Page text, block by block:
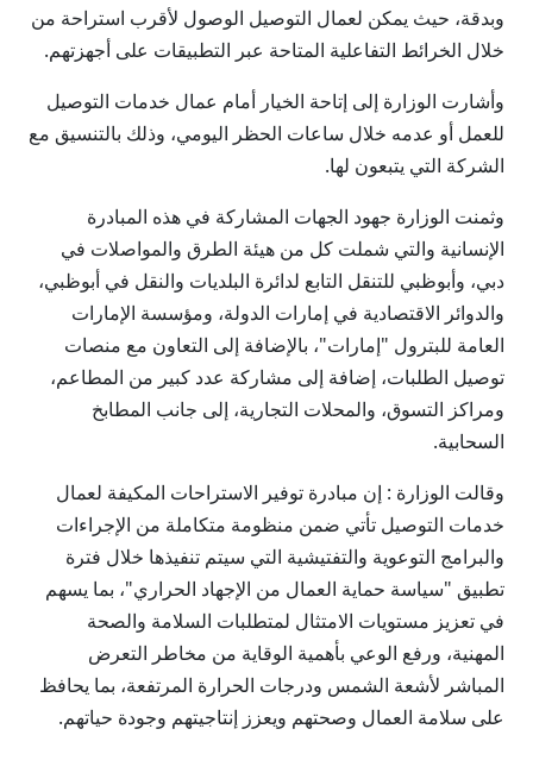
وبدقة، حيث يمكن لعمال التوصيل الوصول لأقرب استراحة من
خلال الخرائط التفاعلية المتاحة عبر التطبيقات على أجهزتهم.
وأشارت الوزارة إلى إتاحة الخيار أمام عمال خدمات التوصيل
للعمل أو عدمه خلال ساعات الحظر اليومي، وذلك بالتنسيق مع
الشركة التي يتبعون لها.
وثمنت الوزارة جهود الجهات المشاركة في هذه المبادرة
الإنسانية والتي شملت كل من هيئة الطرق والمواصلات في
دبي، وأبوظبي للتنقل التابع لدائرة البلديات والنقل في أبوظبي،
والدوائر الاقتصادية في إمارات الدولة، ومؤسسة الإمارات
العامة للبترول "إمارات"، بالإضافة إلى التعاون مع منصات
توصيل الطلبات، إضافة إلى مشاركة عدد كبير من المطاعم،
ومراكز التسوق، والمحلات التجارية، إلى جانب المطابخ
السحابية.
وقالت الوزارة : إن مبادرة توفير الاستراحات المكيفة لعمال
خدمات التوصيل تأتي ضمن منظومة متكاملة من الإجراءات
والبرامج التوعوية والتفتيشية التي سيتم تنفيذها خلال فترة
تطبيق "سياسة حماية العمال من الإجهاد الحراري"، بما يسهم
في تعزيز مستويات الامتثال لمتطلبات السلامة والصحة
المهنية، ورفع الوعي بأهمية الوقاية من مخاطر التعرض
المباشر لأشعة الشمس ودرجات الحرارة المرتفعة، بما يحافظ
على سلامة العمال وصحتهم ويعزز إنتاجيتهم وجودة حياتهم.